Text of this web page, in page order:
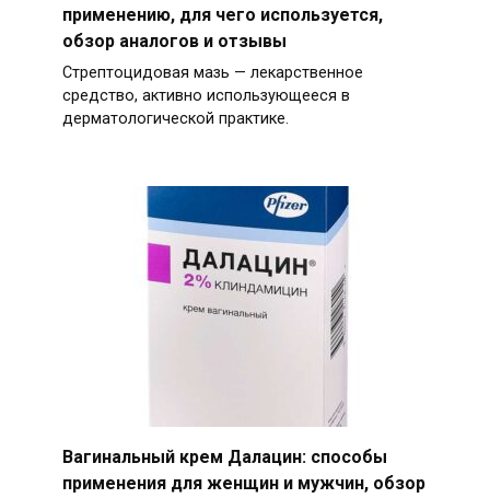
применению, для чего используется,
обзор аналогов и отзывы
Стрептоцидовая мазь — лекарственное
средство, активно использующееся в
дерматологической практике.
Вагинальный крем Далацин: способы
применения для женщин и мужчин, обзор